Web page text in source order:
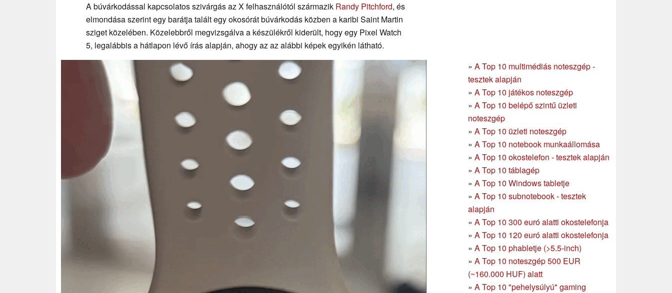
A búvárkodással kapcsolatos szivárgás az X felhasználótól származik Randy Pitchford, és
elmondása szerint egy barátja talált egy okosórát búvárkodás közben a karibi Saint Martin
sziget közelében. Közelebbről megvizsgálva a készülékről kiderült, hogy egy Pixel Watch
5, legalábbis a hátlapon lévő írás alapján, ahogy az az alábbi képek egyikén látható.
» A Top 10 multimédiás noteszgép -
tesztek alapján
» A Top 10 játékos noteszgép
» A Top 10 belépő szintű üzleti
noteszgép
» A Top 10 üzleti noteszgép
» A Top 10 notebook munkaállomása
» A Top 10 okostelefon - tesztek alapján
» A Top 10 táblagép
» A Top 10 Windows tabletje
» A Top 10 subnotebook - tesztek
alapján
» A Top 10 300 euró alatti okostelefonja
» A Top 10 120 euró alatti okostelefonja
» A Top 10 phabletje (>5.5-inch)
» A Top 10 noteszgép 500 EUR
(~160.000 HUF) alatt
» A Top 10 "pehelysúlyú" gaming